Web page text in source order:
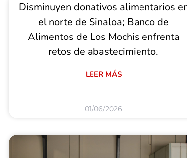
Disminuyen donativos alimentarios
el norte de Sinaloa; Banco de
Alimentos de Los Mochis enfrenta
retos de abastecimiento.
LEER MÁS
01/06/2026